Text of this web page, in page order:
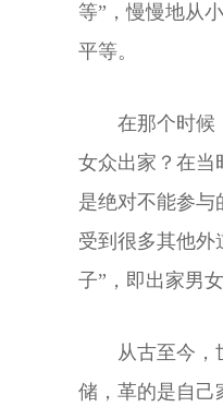
等”，慢慢地从
平等。
在那个时候
女众出家？在当
是绝对不能参与
受到很多其他外
子”，即出家男
从古至今，
储，革的是自己